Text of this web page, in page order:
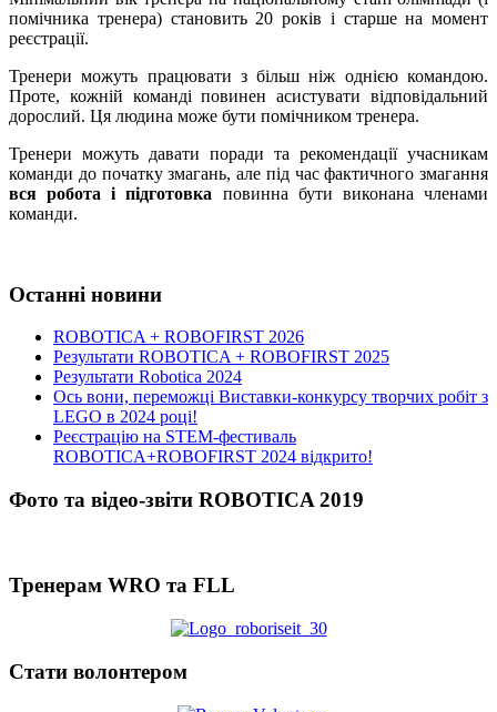
помічника тренера) становить 20 років і старше на момент
реєстрації.
Тренери можуть працювати з більш ніж однією командою.
Проте, кожній команді повинен асистувати відповідальний
дорослий. Ця людина може бути помічником тренера.
Тренери можуть давати поради та рекомендації учасникам
команди до початку змагань, але під час фактичного змагання
вся робота і підготовка повинна бути виконана членами
команди.
Останні новини
ROBOTICA + ROBOFIRST 2026
Результати ROBOTICA + ROBOFIRST 2025
Результати Robotica 2024
Ось вони, переможці Виставки-конкурсу творчих робіт з
LEGO в 2024 році!
Реєстрацію на STEM-фестиваль
ROBOTICA+ROBOFIRST 2024 відкрито!
Фото та відео-звіти ROBOTICA 2019
Тренерам WRO та FLL
Стати волонтером